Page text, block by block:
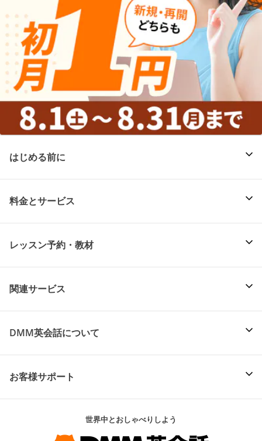
はじめる前に
料金とサービス
レッスン予約・教材
関連サービス
DMM英会話について
お客様サポート
世界中とおしゃべりしよう